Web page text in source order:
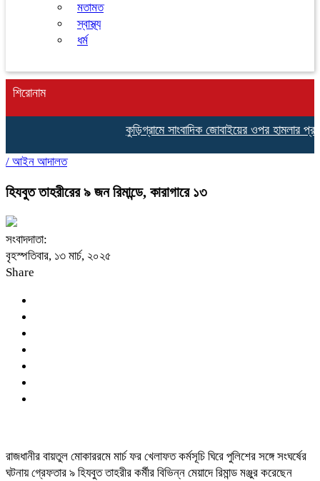
মতামত
স্বাস্থ্য
ধর্ম
শিরোনাম
কুড়িগ্রামে সাংবাদিক জোবাইয়ের ওপর হামলার প্রতিবাদে
/ আইন আদালত
হিযবুত তাহরীরের ৯ জন রিমান্ডে, কারাগারে ১৩
সংবাদদাতা:
বৃহস্পতিবার, ১৩ মার্চ, ২০২৫
Share
রাজধানীর বায়তুল মোকাররমে মার্চ ফর খেলাফত কর্মসূচি ঘিরে পুলিশের সঙ্গে সংঘর্ষের
ঘটনায় গ্রেফতার ৯ হিযবুত তাহরীর কর্মীর বিভিন্ন মেয়াদে রিমান্ড মঞ্জুর করেছেন